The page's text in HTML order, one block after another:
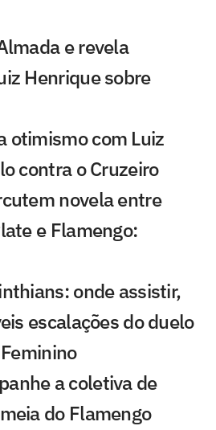
e revela
Henrique sobre
otimismo com Luiz
contra o Cruzeiro
novela entre
e Flamengo:
onde assistir,
escalações do duelo
a coletiva de
do Flamengo